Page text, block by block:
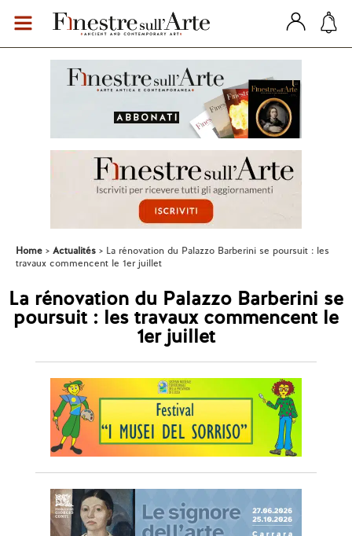
Home Actualités
La rénovation du Palazzo Barberini se poursuit : les
travaux commencent le 1er juillet
La rénovation du Palazzo Barberini se
poursuit : les travaux commencent le
1er juillet